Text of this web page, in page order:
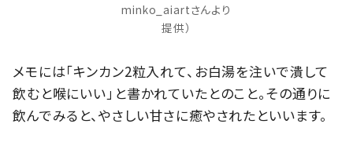
minko_aiartさんより
提供）
メモには「キンカン2粒入れて、お白湯を注いで潰して
飲むと喉にいい」と書かれていたとのこと。その通りに
飲んでみると、やさしい甘さに癒やされたといいます。